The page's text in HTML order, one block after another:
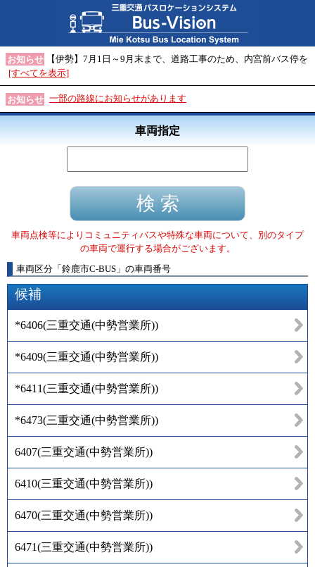
お知らせ
【伊勢】7月1日～9月末まで、道路工事のため、内宮前バス停を
[すべてを表示]
お知らせ 一部の路線にお知らせがあります
車両指定
車両点検等によりコミュニティバスや特殊な車両について、別のタイプ
の車両で運行する場合がございます。
車両区分 「 鈴鹿市C-BUS 」 の車両番号
候補
*6406(三重交通(中勢営業所))
*6409(三重交通(中勢営業所))
*6411(三重交通(中勢営業所))
*6473(三重交通(中勢営業所))
6407(三重交通(中勢営業所))
6410(三重交通(中勢営業所))
6470(三重交通(中勢営業所))
6471(三重交通(中勢営業所))